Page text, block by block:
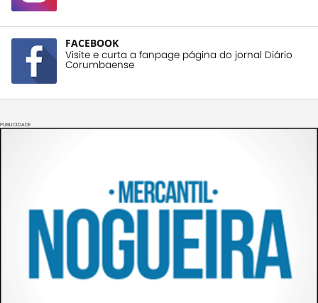
FACEBOOK
Visite e curta a fanpage página do jornal Diário
Corumbaense
PUBLICIDADE